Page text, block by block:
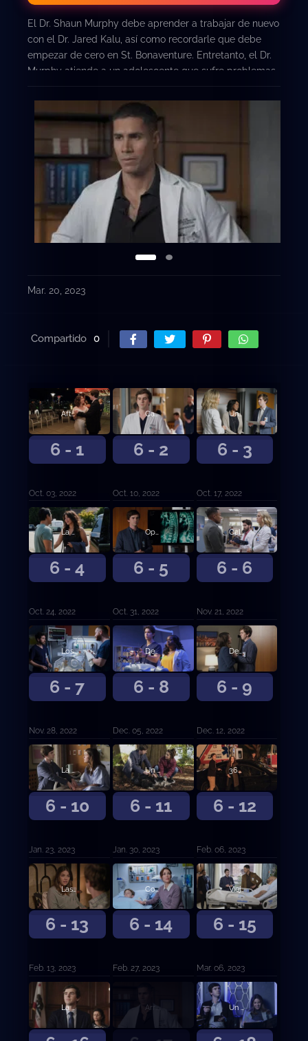
El Dr. Shaun Murphy debe aprender a trabajar de nuevo
con el Dr. Jared Kalu, así como recordarle que debe
empezar de cero en St. Bonaventure. Entretanto, el Dr.
Murphy atiende a un adolescente que sufre problemas
riesgo.
Mar. 20, 2023
Compartido 0
6 - 1
Afterparty.
Oct. 03, 2022
6 - 2
Cambio de perspectiva.
Oct. 10, 2022
6 - 3
Una buena señal.
Oct. 17, 2022
6 - 4
La esquirla.
Oct. 24, 2022
6 - 5
Oportunidad de crecimiento.
Oct. 31, 2022
6 - 6
Calor y mal humor.
Nov. 21, 2022
6 - 7
Los muchachos no lloran. De la A a la F.
Nov. 28, 2022
6 - 8
Decisiones difíciles.
Dec. 05, 2022
6 - 9
Destruido o no.
Dec. 12, 2022
6 - 10
La fuerza del silencio.
Jan. 23, 2023
6 - 11
Un buen chico.
Jan. 30, 2023
6 - 12
365 grados.
Feb. 06, 2023
6 - 13
Las 39 diferencias.
Feb. 13, 2023
6 - 14
Corazón duro.
Feb. 27, 2023
6 - 15
Viejos amigos.
Mar. 06, 2023
La buena abogada. Arrepentimiento y segunda oportunidad. Un pequeño olvido.